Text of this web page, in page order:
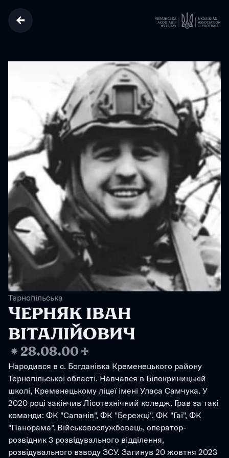
Тернопільська
ЧЕРНЯК ІВАН
ВІТАЛІЙОВИЧ
❋28.08.00 ✢
Народився в с. Богданівка Кременецького району
Тернопільської області. Навчався в Білокриницькій
школі, Кременецькому ліцеї імені Уласа Самчука. У
2020 році закінчив Лісотехнічний коледж. Грав за такі
команди: ФК "Сапанів", ФК "Бережці", ФК "Гаї", ФК
"Панорама". Військовослужбовець, оператор-
розвідник 3 розвідувального відділення,
розвідувального взводу ЗСУ. Загинув 20 жовтня 2023